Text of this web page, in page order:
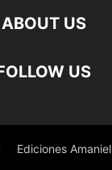
ABOUT US
US
Ediciones Amaniel